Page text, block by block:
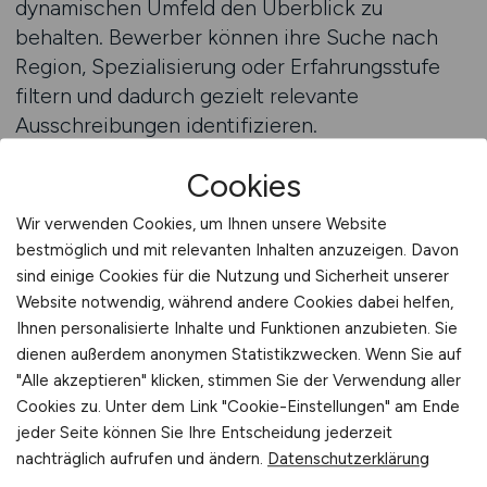
dynamischen Umfeld den Überblick zu
behalten. Bewerber können ihre Suche nach
Region, Spezialisierung oder Erfahrungsstufe
filtern und dadurch gezielt relevante
Ausschreibungen identifizieren.
Ein entscheidender Vorteil liegt in der
Möglichkeit, Bewerbungen direkt online
einzureichen. Arbeitnehmer sparen Zeit und
erhöhen ihre Chancen auf schnelle
Rückmeldungen. Arbeitgeber profitieren
gleichzeitig von einem effizienteren Zugang zu
qualifizierten Fachkräften. Die mobile
Optimierung sorgt dafür, dass Arbeitnehmer
jederzeit und von überall auf aktuelle
Ausschreibungen zugreifen können. In einer
Cookies
Wir verwenden Cookies, um Ihnen unsere Website
bestmöglich und mit relevanten Inhalten anzuzeigen. Davon
sind einige Cookies für die Nutzung und Sicherheit unserer
Website notwendig, während andere Cookies dabei helfen,
Ihnen personalisierte Inhalte und Funktionen anzubieten. Sie
dienen außerdem anonymen Statistikzwecken. Wenn Sie auf
"Alle akzeptieren" klicken, stimmen Sie der Verwendung aller
Cookies zu. Unter dem Link "Cookie-Einstellungen" am Ende
jeder Seite können Sie Ihre Entscheidung jederzeit
nachträglich aufrufen und ändern. Datenschutzerklärung